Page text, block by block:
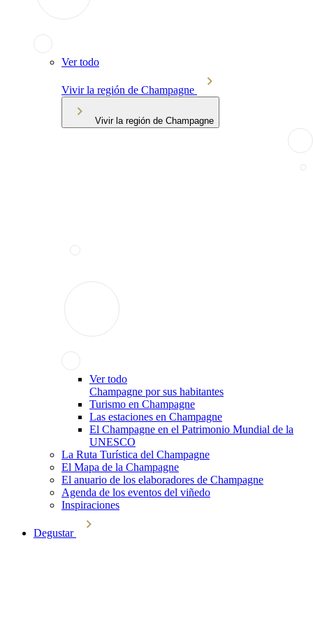
Ver todo
Vivir la región de Champagne
Vivir la región de Champagne
Ver todo
Champagne por sus habitantes
Turismo en Champagne
Las estaciones en Champagne
El Champagne en el Patrimonio Mundial de la
UNESCO
La Ruta Turística del Champagne
El Mapa de la Champagne
El anuario de los elaboradores de Champagne
Agenda de los eventos del viñedo
Inspiraciones
Degustar